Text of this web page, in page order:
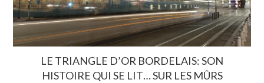
LE TRIANGLE D’OR BORDELAIS: SON
HISTOIRE QUI SE LIT… SUR LES MÛRS